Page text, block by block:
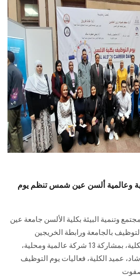
محلية وعالمية ألسن عين شمس تنظم يوم
وتنمية البيئة بكلية الألسن جامعة عين
بالجامعة ورابطة الخريجين
بالجامعة، يوم التوظيف للكلية، بمشاركة 13 شركة عالمية ‏ومحلية،
عميد الكلية، فعاليات يوم التوظيف
صفوت‏